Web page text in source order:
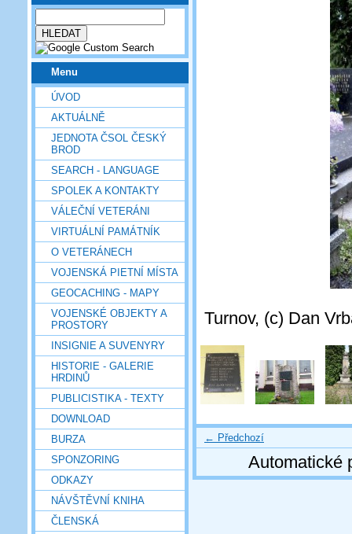
Menu
ÚVOD
AKTUÁLNĚ
JEDNOTA ČSOL ČESKÝ
BROD
SEARCH - LANGUAGE
SPOLEK A KONTAKTY
VÁLEČNÍ VETERÁNI
VIRTUÁLNÍ PAMÁTNÍK
O VETERÁNECH
VOJENSKÁ PIETNÍ MÍSTA
GEOCACHING - MAPY
VOJENSKÉ OBJEKTY A
PROSTORY
INSIGNIE A SUVENYRY
HISTORIE - GALERIE
HRDINŮ
PUBLICISTIKA - TEXTY
DOWNLOAD
BURZA
SPONZORING
ODKAZY
NÁVŠTĚVNÍ KNIHA
ČLENSKÁ
Turnov, (c) Dan
← Předchozí
Automatické